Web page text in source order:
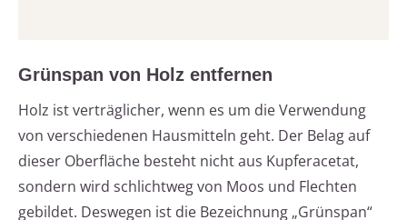
Grünspan von Holz entfernen
Holz ist verträglicher, wenn es um die Verwendung
von verschiedenen Hausmitteln geht. Der Belag auf
dieser Oberfläche besteht nicht aus Kupferacetat,
sondern wird schlichtweg von Moos und Flechten
gebildet. Deswegen ist die Bezeichnung „Grünspan“